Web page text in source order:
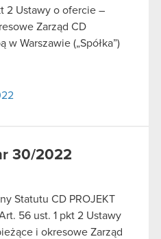
2 Ustawy o ofercie –
Zarząd CD
w Warszawie („Spółka”)
30/2022
Statutu CD PROJEKT
56 ust. 1 pkt 2 Ustawy
i okresowe Zarząd